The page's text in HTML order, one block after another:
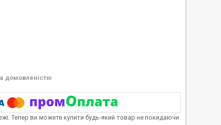
домовленістю
Тепер ви можете купити будь-який товар не покидаючи